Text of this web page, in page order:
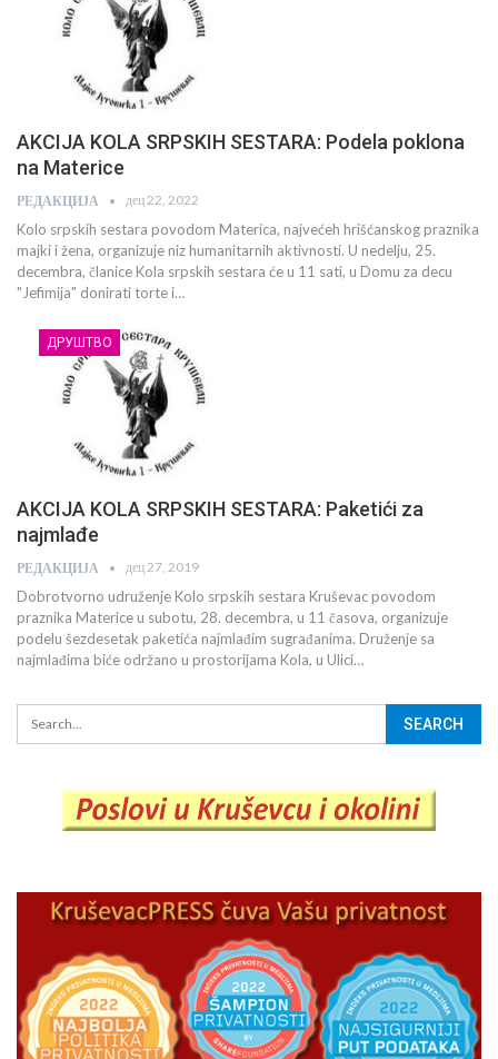
AKCIJA KOLA SRPSKIH SESTARA: Podela poklona
na Materice
РЕДАКЦИЈА дец 22, 2022
Kolo srpskih sestara povodom Materica, najvećeh hrišćanskog praznika
majki i žena, organizuje niz humanitarnih aktivnosti. U nedelju, 25.
decembra, članice Kola srpskih sestara će u 11 sati, u Domu za decu
"Jefimija" donirati torte i…
ДРУШТВО
AKCIJA KOLA SRPSKIH SESTARA: Paketići za
najmlađe
РЕДАКЦИЈА дец 27, 2019
Dobrotvorno udruženje Kolo srpskih sestara Kruševac povodom
praznika Materice u subotu, 28. decembra, u 11 časova, organizuje
podelu šezdesetak paketića najmlađim sugrađanima. Druženje sa
najmlađima biće održano u prostorijama Kola, u Ulici…